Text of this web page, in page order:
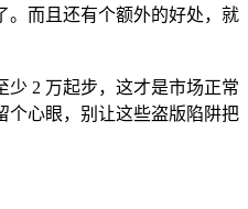
。而且还有个额外的好处，就
2 万起步，这才是市场正常
个心眼，别让这些盗版陷阱把